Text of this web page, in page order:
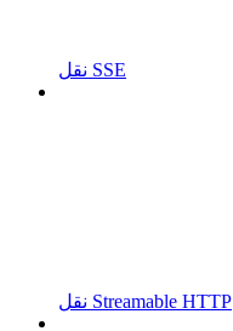
نقل SSE
نقل Streamable HTTP